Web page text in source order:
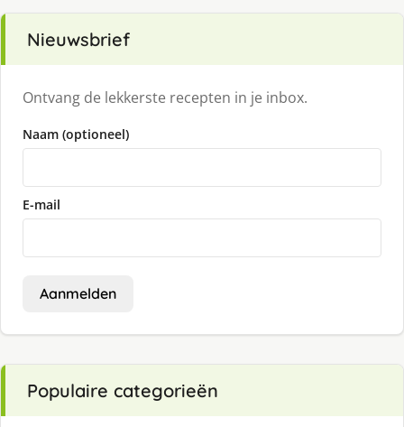
Nieuwsbrief
Ontvang de lekkerste recepten in je inbox.
Naam (optioneel)
E-mail
Aanmelden
Populaire categorieën